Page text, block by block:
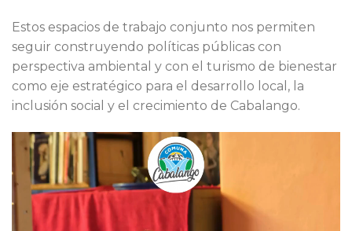
Estos espacios de trabajo conjunto nos permiten
seguir construyendo políticas públicas con
perspectiva ambiental y con el turismo de bienestar
como eje estratégico para el desarrollo local, la
inclusión social y el crecimiento de Cabalango.
Reproductor
vídeo